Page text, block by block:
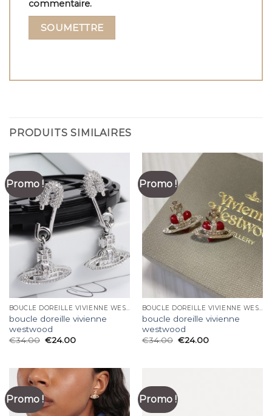
commentaire.
PRODUITS SIMILAIRES
Promo !
BOUCLE DOREILLE VIVIENNE WESTWOOD
boucle doreille vivienne
westwood
€34.00 €24.00
Promo !
BOUCLE DOREILLE VIVIENNE WESTWOOD
boucle doreille vivienne
westwood
€34.00 €24.00
Promo ! Promo !